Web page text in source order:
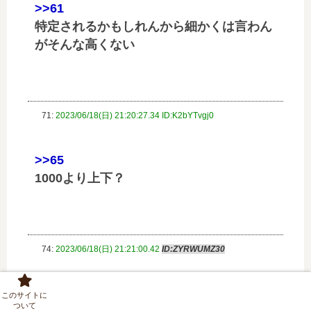
>>61
特定されるかもしれんから細かくは言わん
がそんな高くない
71: 2023/06/18(日) 21:20:27.34 ID:K2bYTvgj0
>>65
1000より上下？
74: 2023/06/18(日) 21:21:00.42 ID:ZYRWUMZ30
>>71
このサイトに
ついて